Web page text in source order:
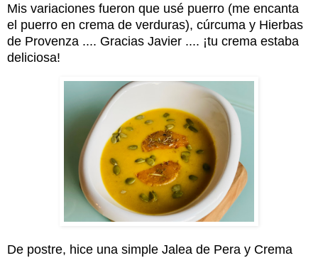
Mis variaciones fueron que usé puerro (me encanta
el puerro en crema de verduras), cúrcuma y Hierbas
de Provenza .... Gracias Javier .... ¡tu crema estaba
deliciosa!
De postre, hice una simple Jalea de Pera y Crema